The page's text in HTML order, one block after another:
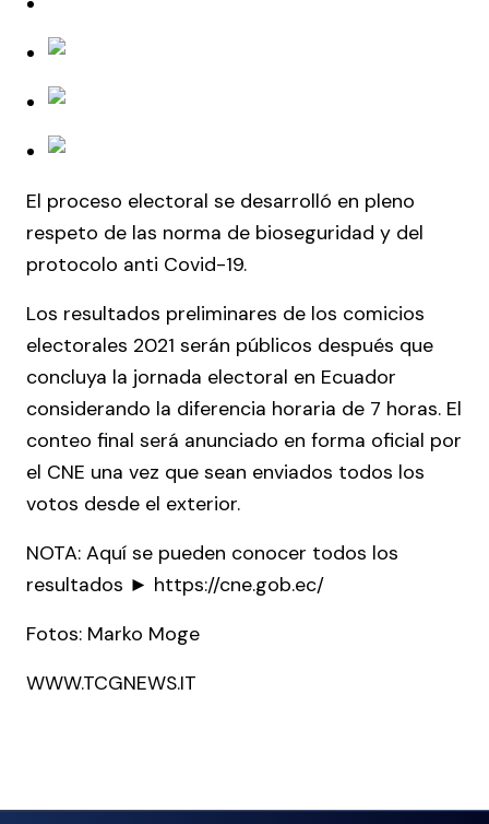
El proceso electoral se desarrolló en pleno
respeto de las norma de bioseguridad y del
protocolo anti Covid-19.
Los resultados preliminares de los comicios
electorales 2021 serán públicos después que
concluya la jornada electoral en Ecuador
considerando la diferencia horaria de 7 horas. El
conteo final será anunciado en forma oficial por
el CNE una vez que sean enviados todos los
votos desde el exterior.
NOTA: Aquí se pueden conocer todos los
resultados ► https://cne.gob.ec/
Fotos: Marko Moge
WWW.TCGNEWS.IT